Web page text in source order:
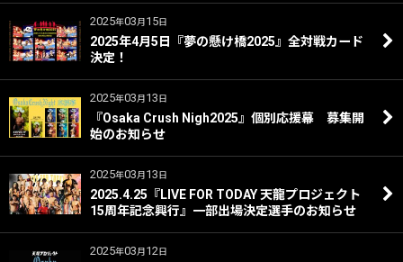
2025年03月 15日
2025年4月5日『夢の懸け橋2025』全対戦カード
決定！
2025年03月 13 日
『Osaka Crush Nigh2025』個別応援幕 募集開
始のお知らせ
2025年03月 13 日
2025.4.25『LIVE FOR TODAY 天龍プロジェクト
15周年記念興行』一部出場決定選手のお知らせ
2025年03月 12 日